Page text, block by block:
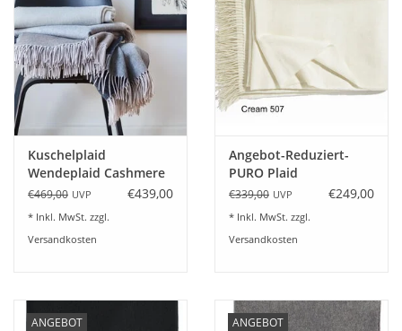
Blog-Aktuelles
Marken
Kuschelplaid
Wendeplaid Cashmere
/Wolle Alassio
€469,00 UVP €439,00
* Inkl. MwSt. zzgl.
Versandkosten
Angebot-Reduziert-
PURO Plaid
Fischbacher1819 Baby-
€339,00 UVP €249,00
* Inkl. MwSt. zzgl.
Versandkosten
ANGEBOT ANGEBOT